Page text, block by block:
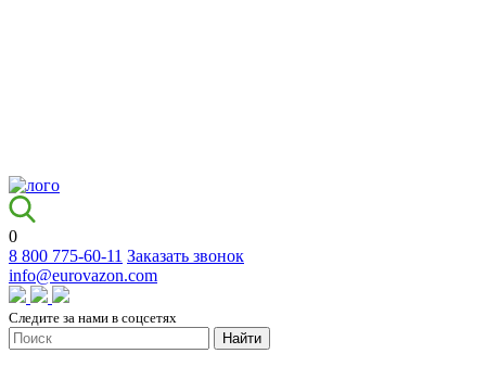
0
8 800 775-60-11 Заказать звонок
info@eurovazon.com
Следите за нами в соцсетях
Найти